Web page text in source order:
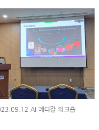
AI 메디칼 워크숍